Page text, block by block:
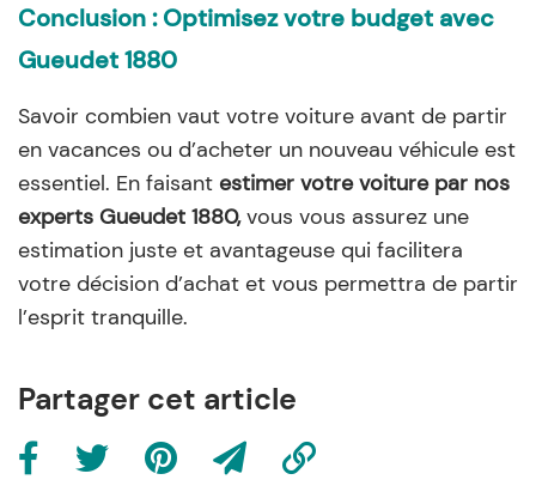
Conclusion : Optimisez votre budget avec
Gueudet 1880
Savoir combien vaut votre voiture avant de partir
en vacances ou d’acheter un nouveau véhicule est
essentiel. En faisant estimer votre voiture par nos
experts Gueudet 1880,vous vous assurez une
estimation juste et avantageuse qui facilitera
votre décision d’achat et vous permettra de partir
l’esprit tranquille.
Partager cet article